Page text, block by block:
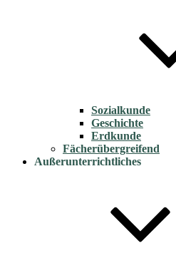
Sozialkunde
Geschichte
Erdkunde
Fächerübergreifend
Außerunterrichtliches